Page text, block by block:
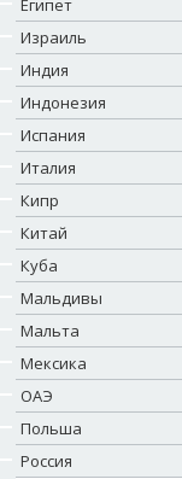
Египет
Израиль
Индия
Индонезия
Испания
Италия
Кипр
Китай
Куба
Мальдивы
Мальта
Мексика
ОАЭ
Польша
Россия